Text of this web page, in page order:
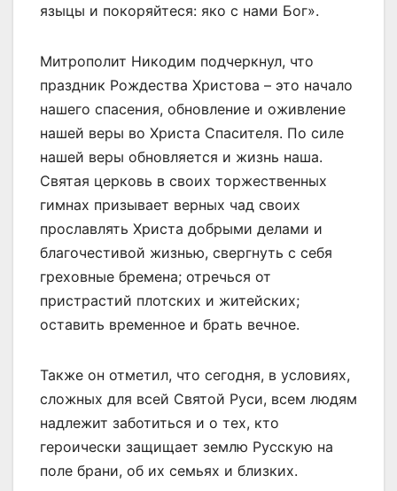
языцы и покоряйтеся: яко с нами Бог».
Митрополит Никодим подчеркнул, что
праздник Рождества Христова – это начало
нашего спасения, обновление и оживление
нашей веры во Христа Спасителя. По силе
нашей веры обновляется и жизнь наша.
Святая церковь в своих торжественных
гимнах призывает верных чад своих
прославлять Христа добрыми делами и
благочестивой жизнью, свергнуть с себя
греховные бремена; отречься от
пристрастий плотских и житейских;
оставить временное и брать вечное.
Также он отметил, что сегодня, в условиях,
сложных для всей Святой Руси, всем людям
надлежит заботиться и о тех, кто
героически защищает землю Русскую на
поле брани, об их семьях и близких.